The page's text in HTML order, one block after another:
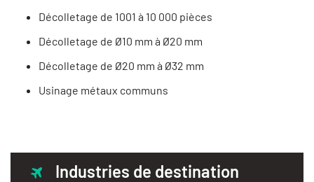
Décolletage de 1001 à 10 000 pièces
Décolletage de Ø10 mm à Ø20 mm
Décolletage de Ø20 mm à Ø32 mm
Usinage métaux communs
Industries de destination